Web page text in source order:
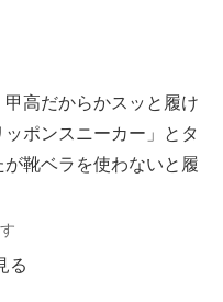
．５ｃｍ
高だからかスッと履け
ポンスニーカー」とタ
靴ベラを使わないと履
る